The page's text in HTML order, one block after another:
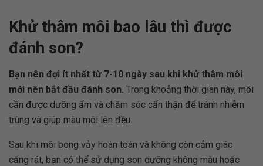
Khử thâm môi bao lâu thì được
đánh son?
Bạn nên đợi ít nhất từ 7-10 ngày sau khi khử thâm môi
mới nên bắt đầu đánh son. Trong khoảng thời gian này, môi
cần được dưỡng ẩm và chăm sóc cẩn thận để tránh nhiễm
trùng và giúp màu môi lên đều.
Sau khi môi bong vảy hoàn toàn và không còn cảm giác
căng rát, bạn có thể sử dụng son dưỡng không màu hoặc